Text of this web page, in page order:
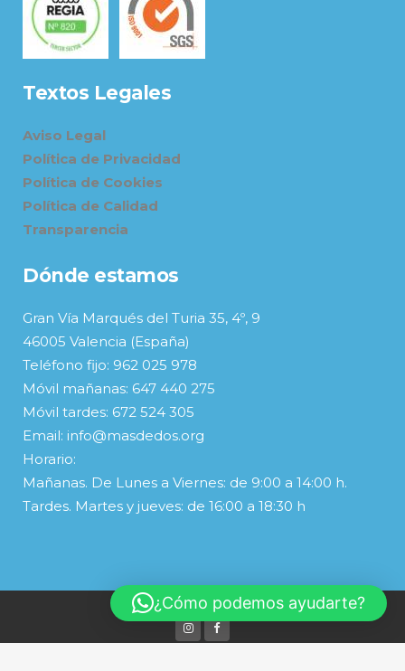
Textos Legales
Aviso Legal
Política de Privacidad
Política de Cookies
Política de Calidad
Transparencia
Dónde estamos
Gran Vía Marqués del Turia 35, 4º, 9
46005 Valencia (España)
Teléfono fijo: 962 025 978
Móvil mañanas: 647 440 275
Móvil tardes: 672 524 305
Email: info@masdedos.org
Horario:
Mañanas. De Lunes a Viernes: de 9:00 a 14:00 h.
Tardes. Martes y jueves: de 16:00 a 18:30 h
© Copyright
¿Cómo podemos ayudarte?